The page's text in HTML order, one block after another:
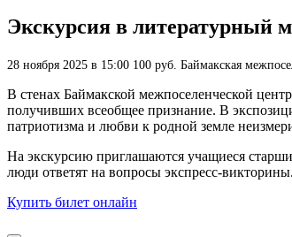
Экскурсия в литературный
28 ноября 2025 в 15:00 100 руб. Баймакская
В стенах Баймакской межпоселенческой
получивших всеобщее признание. В
патриотизма и любви к родной земле
На экскурсию приглашаются учащиеся
люди ответят на вопросы экспресс-викторины.
Купить билет онлайн